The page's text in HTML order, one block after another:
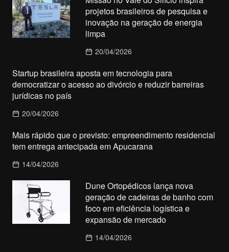
projetos brasileiros de pesquisa e
inovação na geração de energia
limpa
20/04/2026
Startup brasileira aposta em tecnologia para
democratizar o acesso ao divórcio e reduzir barreiras
jurídicas no país
20/04/2026
Mais rápido que o previsto: empreendimento residencial
tem entrega antecipada em Apucarana
14/04/2026
Dune Ortopédicos lança nova
geração de cadeiras de banho com
foco em eficiência logística e
expansão de mercado
14/04/2026